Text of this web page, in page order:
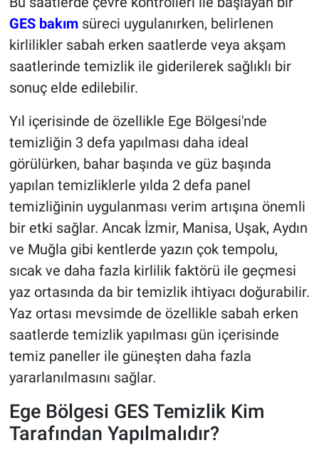
GES bakımsüreci uygulanırken, belirlenen
kirlilikler sabah erken saatlerde veya akşam
saatlerinde temizlik ile giderilerek sağlıklı bir
sonuç elde edilebilir.
Yıl içerisinde de özellikle Ege Bölgesi'nde
temizliğin 3 defa yapılması daha ideal
görülürken, bahar başında ve güz başında
yapılan temizliklerle yılda 2 defa panel
temizliğinin uygulanması verim artışına önemli
bir etki sağlar. Ancak İzmir, Manisa, Uşak, Aydın
ve Muğla gibi kentlerde yazın çok tempolu,
sıcak ve daha fazla kirlilik faktörü ile geçmesi
yaz ortasında da bir temizlik ihtiyacı doğurabilir.
Yaz ortası mevsimde de özellikle sabah erken
saatlerde temizlik yapılması gün içerisinde
temiz paneller ile güneşten daha fazla
yararlanılmasını sağlar.
Ege Bölgesi GES Temizlik Kim
Tarafından Yapılmalıdır?